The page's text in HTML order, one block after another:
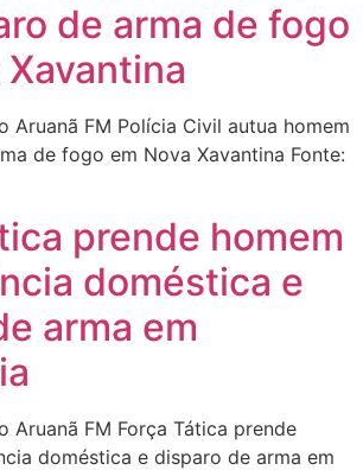
de arma de fogo
Aruanã FM Polícia Civil autua homem
de fogo em Nova Xavantina Fonte:
prende homem
doméstica e
arma em
Aruanã FM Força Tática prende
doméstica e disparo de arma em